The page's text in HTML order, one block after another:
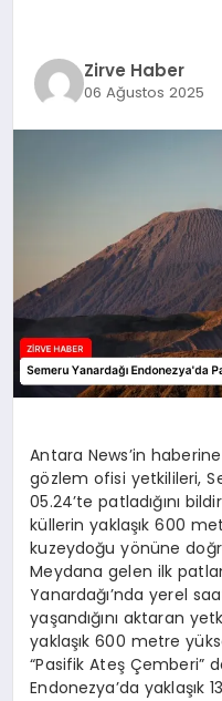
KÜLTÜR & SANAT
TEKNOLOJI
Zirve Haber
06 Ağustos 2025
Antara News’in
gözlem ofisi yetkilileri,
05.24’te patladığını
küllerin yaklaşık 600
kuzeydoğu yönüne
Meydana gelen ilk
Yanardağı’nda yerel
yaşandığını aktaran
yaklaşık 600 metre
“Pasifik Ateş Çemberi”
Endonezya’da yaklaşık